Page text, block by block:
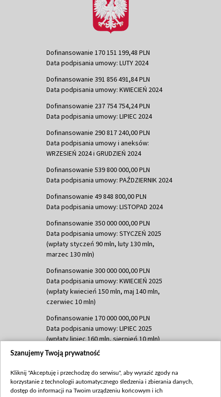
Dofinansowanie 170 151 199,48 PLN
Data podpisania umowy: LUTY 2024
Dofinansowanie 391 856 491,84 PLN
Data podpisania umowy: KWIECIEŃ 2024
Dofinansowanie 237 754 754,24 PLN
Data podpisania umowy: LIPIEC 2024
Dofinansowanie 290 817 240,00 PLN
Data podpisania umowy i aneksów:
WRZESIEŃ 2024 i GRUDZIEŃ 2024
Dofinansowanie 539 800 000,00 PLN
Data podpisania umowy: PAŹDZIERNIK 2024
Dofinansowanie 49 848 800,00 PLN
Data podpisania umowy: LISTOPAD 2024
Dofinansowanie 350 000 000,00 PLN
Data podpisania umowy: STYCZEŃ 2025
(wpłaty styczeń 90 mln, luty 130 mln,
marzec 130 mln)
Dofinansowanie 300 000 000,00 PLN
Data podpisania umowy: KWIECIEŃ 2025
(wpłaty kwiecień 150 mln, maj 140 mln,
czerwiec 10 mln)
Dofinansowanie 170 000 000,00 PLN
Data podpisania umowy: LIPIEC 2025
(wpłaty lipiec 160 mln, sierpień 10 mln)
Dofinansowanie 60 000 000,00 PLN
(wpłata wrzesień 60 mln)
Dofinansowanie 635 783 051,21 PLN
Szanujemy Twoją prywatność
Kliknij "Akceptuję i przechodzę do serwisu", aby wyrazić zgody na
korzystanie z technologii automatycznego śledzenia i zbierania danych,
dostęp do informacji na Twoim urządzeniu końcowym i ich